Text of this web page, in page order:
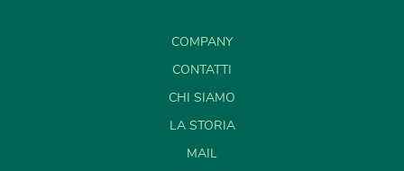
COMPANY
CONTATTI
CHI SIAMO
LA STORIA
MAIL